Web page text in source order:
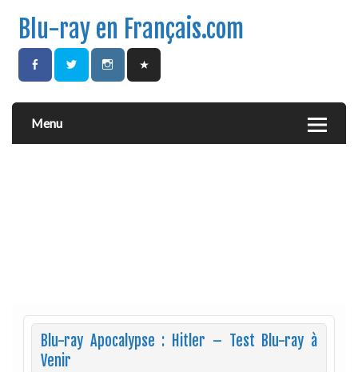
Blu-ray en Français.com
Menu
Blu-ray Apocalypse : Hitler – Test Blu-ray à
Venir